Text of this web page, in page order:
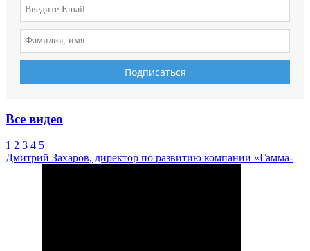
Все видео
1 2 3 4 5
Дмитрий Захаров, директор по развитию компании «Гамма-